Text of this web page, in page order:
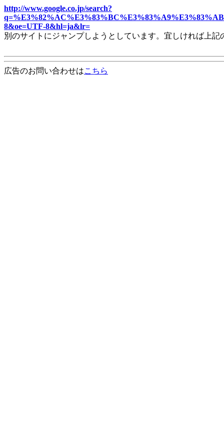
http://www.google.co.jp/search?
8&oe=UTF-8&hl=ja&lr=
別のサイトにジャンプしようとしています。宜しければ上
広告のお問い合わせはこちら